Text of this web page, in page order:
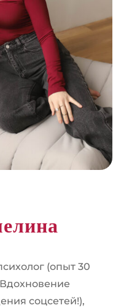
(опыт 30
соцсетей!),